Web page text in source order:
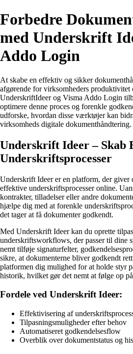
Forbedre
med Underskrift
Addo Login
At skabe en effektiv og sikker
afgørende for virksomheders
UnderskriftIdeer og Visma Addo Login
optimere denne proces og forenkle
udforske, hvordan disse værktøjer kan
virksomheds digitale dokumenthåndtering.
Underskrift Ideer – Skab
Underskriftsprocesser
Underskrift Ideer er en platform, der giver
effektive underskriftsprocesser online.
kontrakter, tilladelser eller andre
hjælpe dig med at forenkle
det tager at få dokumenter godkendt.
Med Underskrift Ideer kan du oprette
underskriftsworkflows, der passer til dine
nemt tilføje signaturfelter,
sikre, at dokumenterne bliver godkendt
platformen dig mulighed for at holde styr
historik, hvilket gør det nemt at følge op
Fordele ved Underskrift Ideer:
Effektivisering af
Tilpasningsmuligheder efter behov
Automatiseret godkendelsesflow
Overblik over dokumentstatus og